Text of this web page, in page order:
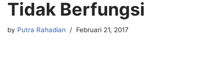
Tidak Berfungsi
by Putra Rahadian Februari 21, 2017